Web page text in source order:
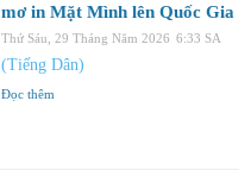
mơ in Mặt Mình lên Quốc Gia
Thứ Sáu, 29 Tháng Năm 2026 6:33 SA
(Tiếng Dân)
Đọc thêm